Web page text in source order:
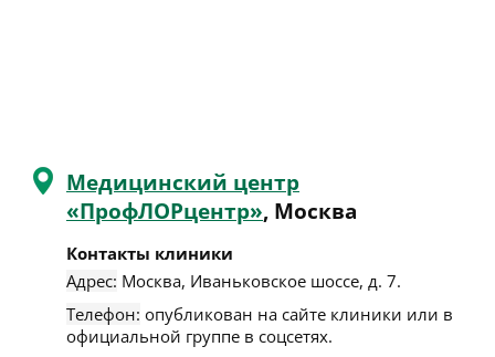
Медицинский центр
«ПрофЛОРцентр», Москва
Контакты клиники
Адрес: Москва, Иваньковское шоссе, д. 7.
Телефон: опубликован на сайте клиники или в
официальной группе в соцсетях.